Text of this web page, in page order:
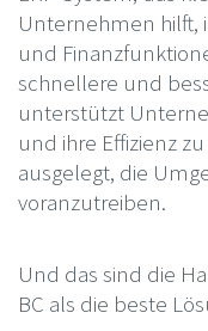
Unternehmen hilft,
und
schnellere und
unterstützt
und ihre Effizienz
ausgelegt, die
voranzutreiben.
Und das sind die
BC als die beste